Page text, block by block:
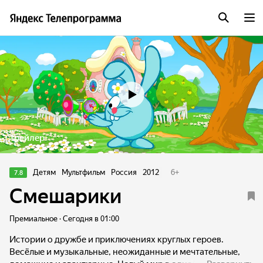
Трейлер
7.8 Детям Мультфильм Россия 2012 6+
Смешарики
Премиальное · Сегодня в 01:00
Истории о дружбе и приключениях круглых героев.
Весёлые и музыкальные, неожиданные и мечтательные,